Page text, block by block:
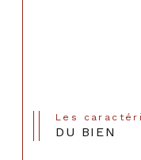
Les
DU BIEN